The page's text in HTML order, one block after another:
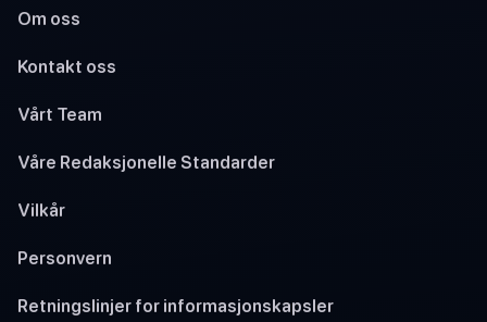
Om oss
Kontakt oss
Vårt Team
Våre Redaksjonelle Standarder
Vilkår
Personvern
Retningslinjer for informasjonskapsler